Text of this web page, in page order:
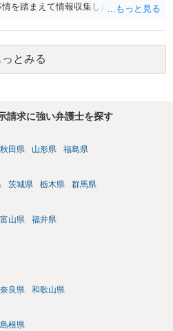
を踏まえて情報収集した結果、この
ったことで「答え合わせ」になって
相手方の動きについても、相手方次
開の場で回答するには情報が乏し
とは事案の特定に繋がってしまうの
っとみる
請求に強い弁護士を探す
秋田県 山形県 福島県
茨城県 栃木県 群馬県
富山県 福井県
奈良県 和歌山県
島根県